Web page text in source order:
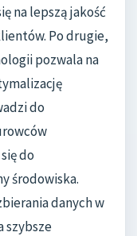
na lepszą jakość
Po drugie,
pozwala na
do
do
środowiska.
danych w
szybsze